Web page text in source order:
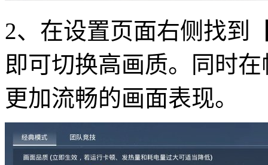
2、在设置页面右侧找到
即可切换高画质。同时
更加流畅的画面表现。